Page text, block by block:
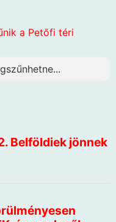
a Petőfi téri